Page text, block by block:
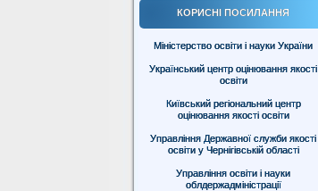
КОРИСНІ ПОСИЛАННЯ
Міністерство освіти і науки України
Український центр оцінювання якості
освіти
Київський регіональний центр
оцінювання якості освіти
Управління Державної служби якості
освіти у Чернігівській області
Управління освіти і науки
облдержадміністрації